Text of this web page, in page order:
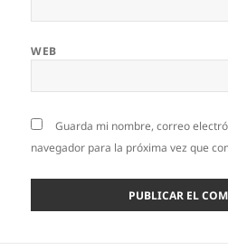
WEB
Guarda mi nombre, correo
navegador para la próxima vez que